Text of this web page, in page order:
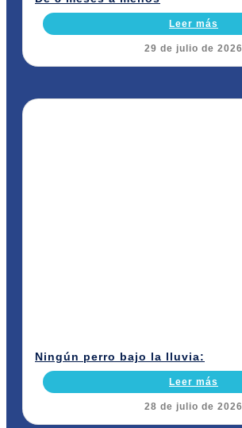
Leer más
29 de julio de 2026
Ningún perro bajo la lluvia:
Leer más
28 de julio de 2026